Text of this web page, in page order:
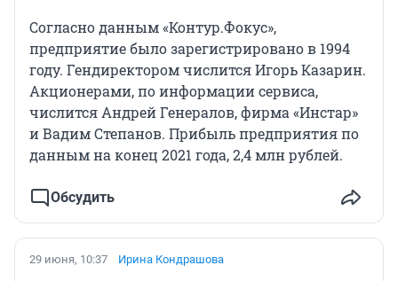
Согласно данным «Контур.Фокус»,
предприятие было зарегистрировано в 1994
году. Гендиректором числится Игорь Казарин.
Акционерами, по информации сервиса,
числится Андрей Генералов, фирма «Инстар»
и Вадим Степанов. Прибыль предприятия по
данным на конец 2021 года, 2,4 млн рублей.
Обсудить
29 июня, 10:37 Ирина Кондрашова